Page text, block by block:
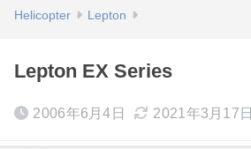
Helicopter
Lepton
Lepton EX Series
2006年6月4日 2021年3月17日